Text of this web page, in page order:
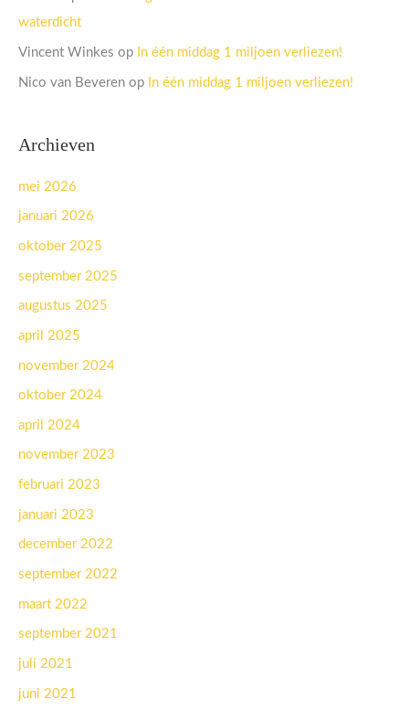
waterdicht
Vincent Winkes op In één middag 1 miljoen verliezen!
Nico van Beveren op In één middag 1 miljoen verliezen!
Archieven
mei 2026
januari 2026
oktober 2025
september 2025
augustus 2025
april 2025
november 2024
oktober 2024
april 2024
november 2023
februari 2023
januari 2023
december 2022
september 2022
maart 2022
september 2021
juli 2021
juni 2021